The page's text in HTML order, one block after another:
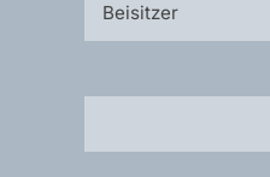
Beisitzer